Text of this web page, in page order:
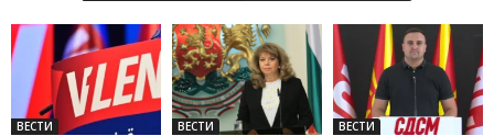
ВЕСТИ ВЕСТИ ВЕСТИ